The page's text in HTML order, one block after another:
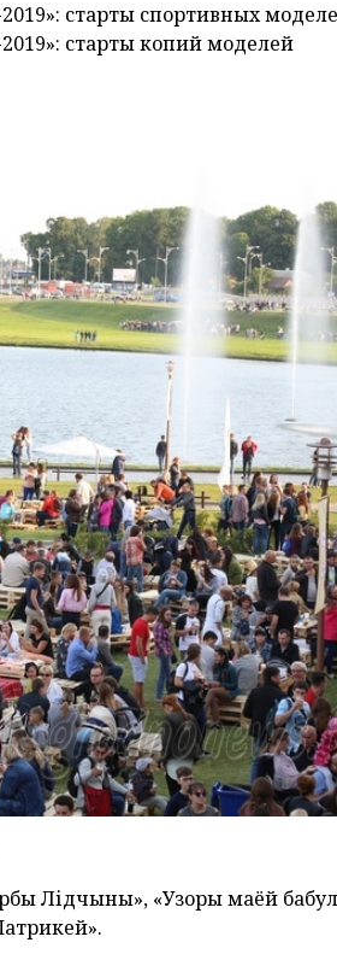
старты спортивных
старты копий моделей
Лідчыны», «Узоры маёй